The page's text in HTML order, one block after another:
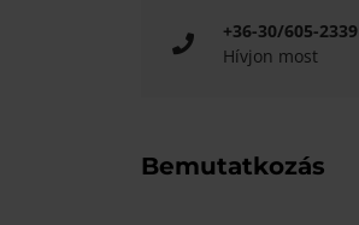
+36-30/605-2339
Hívjon most
Bemutatkozás